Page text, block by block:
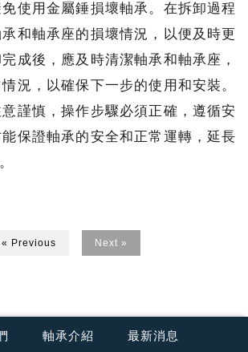
使用金屬錘損壞軸承。在拆卸過程
和軸承座的損壞情況，以便及時更
成後，應及時清潔軸承和軸承座，
況，以確保下一步的使用和安裝。
謹慎，操作步驟必須正確，遵循安
保證軸承的安全和正常運轉，延長
« Previous Next »
軸承介紹
最新消息